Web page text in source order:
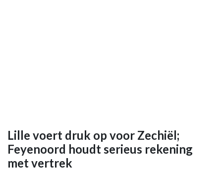
Lille voert druk op voor Zechiël;
Feyenoord houdt serieus rekening
met vertrek